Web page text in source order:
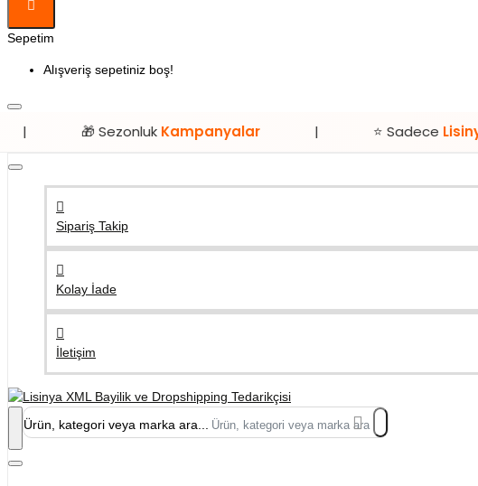
Sepetim
Alışveriş sepetiniz boş!
Sezonluk Kampanyalar | ⭐ Sadece Lisinya’da!
Sipariş Takip
Kolay İade
İletişim
Ürün, kategori veya marka ara...